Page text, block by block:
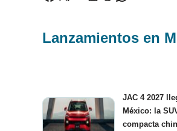
Lanzamientos en
JAC 4 2027
México: la
compacta